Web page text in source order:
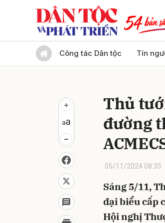
Công tác Dân tộc Tín
Thủ
đường
05/11/2024 08:35
Sáng 5/11,
đại biểu cấp
Hội nghị